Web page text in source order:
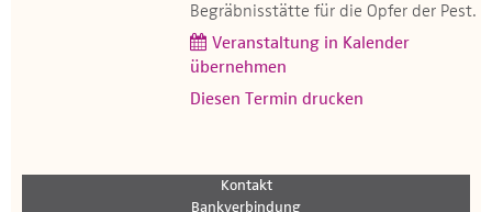
Begräbnisstätte für die Opfer der Pest.​​
Veranstaltung in Kalender
übernehmen
Diesen Termin drucken
Kontakt
Bankverbindung